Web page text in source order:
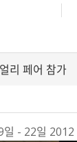
리 페어 참가
- 22일 2012